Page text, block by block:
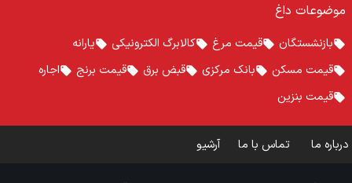
موضوعات داغ
بازنشستگان قیمت مرغ کالابرگ الکترونیکی
یارانه
قیمت مسکن
بانک مرکزی قبض برق قیمت برنج
اجاره
قیمت بنزین
درباره ما تماس با ما آرشیو